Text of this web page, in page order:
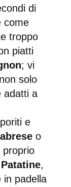
di
come
troppo
piatti
; vi
solo
adatti a
e
o
proprio
Patatine,
in padella